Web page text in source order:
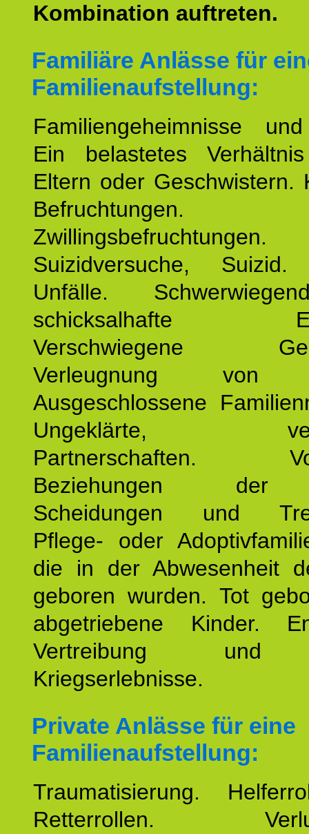
Kombination auftreten.
Familiäre Anlässe für
Familienaufstellung:
Familiengeheimnisse
Ein belastetes
Eltern oder Geschwistern.
Befruchtungen.
Zwillingsbefruchtungen.
Suizidversuche, Suizid.
Unfälle.
schicksalhafte
Verschwiegene
Verleugnung von
Ausgeschlossene
Ungeklärte,
Partnerschaften.
Beziehungen der
Scheidungen und
Pflege- oder
die in der Abwesenheit
geboren wurden. Tot
abgetriebene Kinder.
Vertreibung und
Kriegserlebnisse.
Private Anlässe für eine
Familienaufstellung:
Traumatisierung.
Retterrollen.